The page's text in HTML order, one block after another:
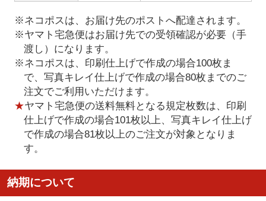
※ネコポスは、お届け先のポストへ配達されます。
※ヤマト宅急便はお届け先での受領確認が必要（手
渡し）になります。
※ネコポスは、印刷仕上げで作成の場合100枚ま
で、写真キレイ仕上げで作成の場合80枚までのご
注文でご利用いただけます。
★ヤマト宅急便の送料無料となる規定枚数は、印刷
仕上げで作成の場合101枚以上、写真キレイ仕上げ
で作成の場合81枚以上のご注文が対象となりま
す。
納期について